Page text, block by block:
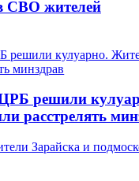
СВО жителей
решили
расстрелять